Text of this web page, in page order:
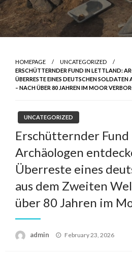
HOMEPAGE
UNCATEGORIZED
ERSCHÜTTERNDER FUND IN LETTLAND:
ÜBERRESTE EINES DEUTSCHEN
– NACH ÜBER 80 JAHREN IM MOOR
UNCATEGORIZED
Erschütternder
Archäologen
Überreste eines
aus dem Zweiten
über 80 Jahren im
admin
Posted
February 23, 2026